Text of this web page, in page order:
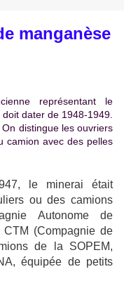
manganèse
représentant le
dater de 1948-1949.
distingue les ouvriers
camion avec des pelles
le minerai était
ou des camions
Autonome de
(Compagnie de
de la SOPEM,
équipée de petits